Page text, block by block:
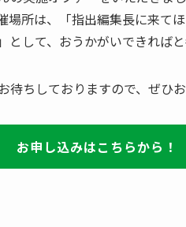
場所は、「指出編集長に来て
して、おうかがいできればと
ちしておりますので、ぜひ
お申し込みはこちらから！